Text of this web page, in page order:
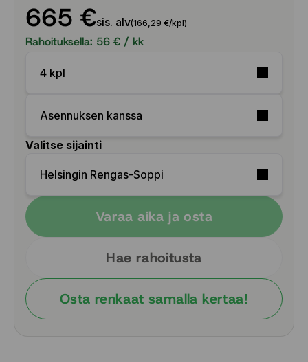
665 €sis. alv(166,29 €/kpl)
Rahoituksella: 56 € / kk
4 kpl
Asennuksen kanssa
Valitse sijainti
Helsingin Rengas-Soppi
Varaa aika ja osta
Hae rahoitusta
Osta renkaat samalla kertaa!